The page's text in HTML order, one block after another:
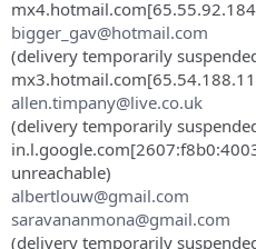
bigger_gav@hotmail.com
(delivery temporarily
allen.timpany@live.co.uk
(delivery temporarily
unreachable)
albertlouw@gmail.com
saravananmona@gmail.com
(delivery temporarily